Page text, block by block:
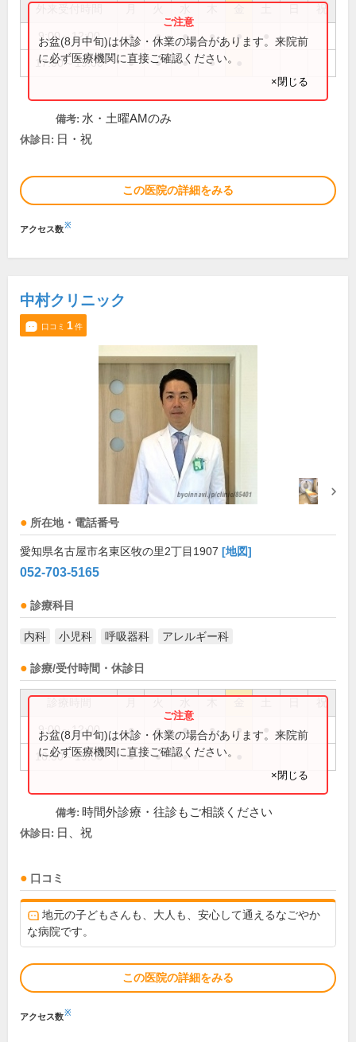
祝
9:00～12:00 ● ● ● ● ●
17:00～19:00 ● ● ● ●
お盆(8月中旬)は休診・休業の場合があります。来院前
に必ず医療機関に直接ご確認ください。
×閉じる
備考: 水・土曜AMのみ
休診日: 日・祝
この医院の詳細をみる
アクセス数※
中村クリニック
口コミ 1件
所在地・電話番号
愛知県名古屋市名東区牧の里2丁目1907 [地図]
052-703-5165
診療科目
内科 小児科 呼吸器科 アレルギー科
診療/受付時間・休診日
祝
9:00～12:00 ● ● ● ● ●
16:30～19:00 ● ● ●
お盆(8月中旬)は休診・休業の場合があります。来院前
に必ず医療機関に直接ご確認ください。
×閉じる
備考: 時間外診療・往診もご相談ください
休診日: 日、祝
口コミ
地元の子どもさんも、大人も、安心して通えるなごやか
な病院です。
この医院の詳細をみる
アクセス数※